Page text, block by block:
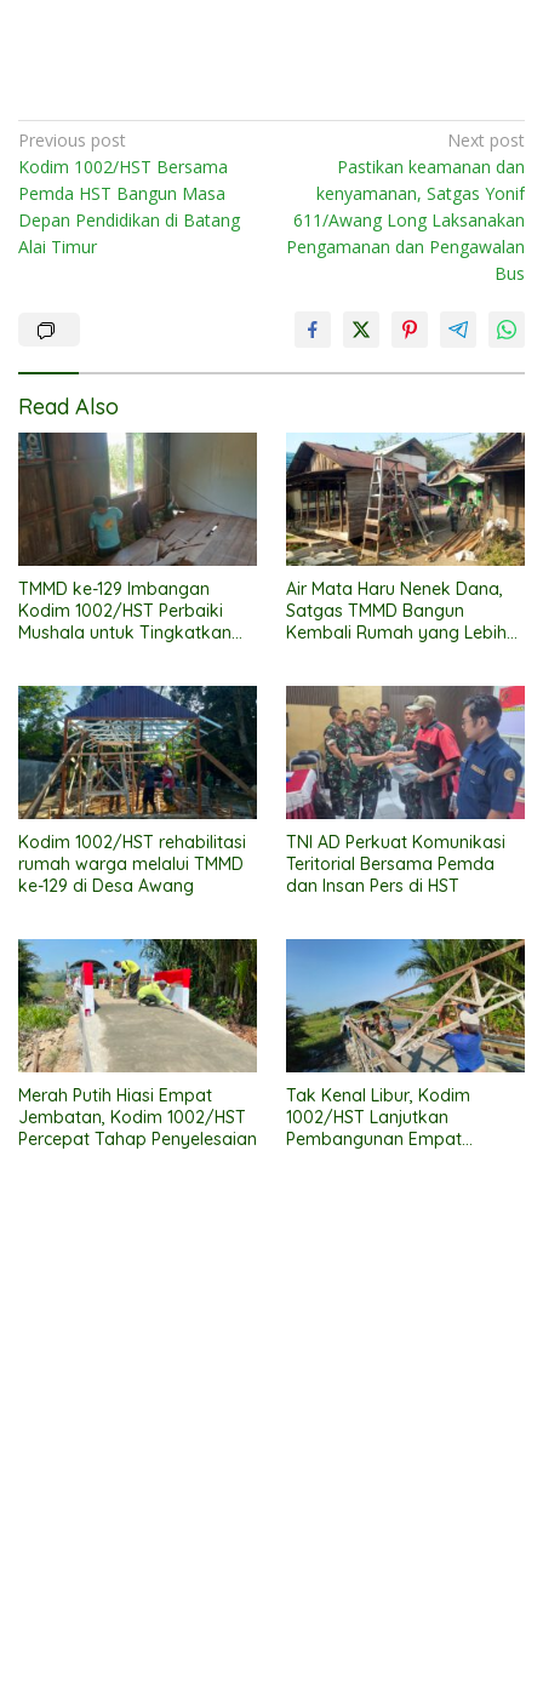
Post
navigation
Previous post
Kodim 1002/HST Bersama
Pemda HST Bangun Masa
Depan Pendidikan di Batang
Alai Timur
Next post
Pastikan keamanan dan
kenyamanan, Satgas Yonif
611/Awang Long Laksanakan
Pengamanan dan Pengawalan
Bus
Read Also
TMMD ke-129 Imbangan
Kodim 1002/HST Perbaiki
Mushala untuk Tingkatkan
Air Mata Haru Nenek Dana,
Satgas TMMD Bangun
Kembali Rumah yang Lebih
Kodim 1002/HST rehabilitasi
rumah warga melalui TMMD
ke-129 di Desa Awang
TNI AD Perkuat Komunikasi
Teritorial Bersama Pemda
dan Insan Pers di HST
Merah Putih Hiasi Empat
Jembatan, Kodim 1002/HST
Percepat Tahap Penyelesaian
Tak Kenal Libur, Kodim
1002/HST Lanjutkan
Pembangunan Empat